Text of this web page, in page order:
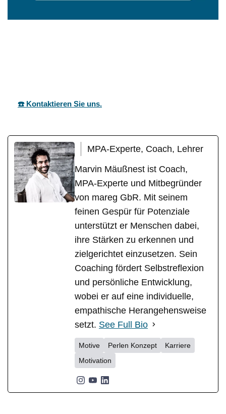
☎️ Kontaktieren Sie uns.
MPA-Experte, Coach, Lehrer
Marvin Mäußnest ist Coach,
MPA-Experte und Mitbegründer
von mareg GbR. Mit seinem
feinen Gespür für Potenziale
unterstützt er Menschen dabei,
ihre Stärken zu erkennen und
zielgerichtet einzusetzen. Sein
Coaching fördert Selbstreflexion
und persönliche Entwicklung,
wobei er auf eine individuelle,
empathische Herangehensweise
setzt. See Full Bio
Motive Perlen Konzept
Karriere
Motivation